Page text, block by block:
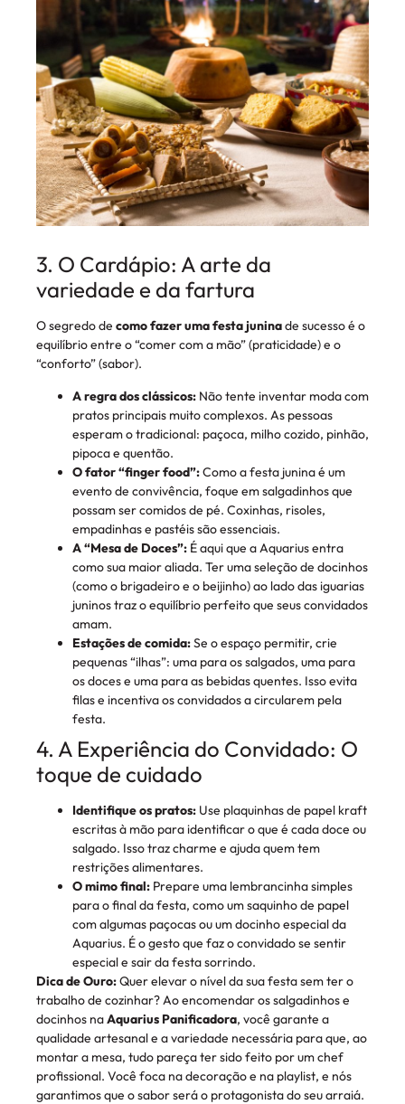
3. O Cardápio: A arte da
variedade e da fartura
O segredo de como fazer uma festa juninade sucesso é o
equilíbrio entre o “comer com a mão” (praticidade) e o
“conforto” (sabor).
A regra dos clássicos: Não tente inventar moda com
pratos principais muito complexos. As pessoas
esperam o tradicional: paçoca, milho cozido, pinhão,
pipoca e quentão.
O fator “finger food”:Como a festa junina é um
evento de convivência, foque em salgadinhos que
possam ser comidos de pé. Coxinhas, risoles,
empadinhas e pastéis são essenciais.
A “Mesa de Doces”: É aqui que a Aquarius entra
como sua maior aliada. Ter uma seleção de docinhos
(como o brigadeiro e o beijinho) ao lado das iguarias
juninos traz o equilíbrio perfeito que seus convidados
amam.
Estações de comida:Se o espaço permitir, crie
pequenas “ilhas”: uma para os salgados, uma para
os doces e uma para as bebidas quentes. Isso evita
filas e incentiva os convidados a circularem pela
festa.
4. A Experiência do Convidado: O
toque de cuidado
Identifique os pratos: Use plaquinhas de papel kraft
escritas à mão para identificar o que é cada doce ou
salgado. Isso traz charme e ajuda quem tem
restrições alimentares.
O mimo final: Prepare uma lembrancinha simples
para o final da festa, como um saquinho de papel
com algumas paçocas ou um docinho especial da
Aquarius. É o gesto que faz o convidado se sentir
especial e sair da festa sorrindo.
Dica de Ouro:Quer elevar o nível da sua festa sem ter o
trabalho de cozinhar? Ao encomendar os salgadinhos e
docinhos naAquarius Panificadora, você garante a
qualidade artesanal e a variedade necessária para que, ao
montar a mesa, tudo pareça ter sido feito por um chef
profissional. Você foca na decoração e na playlist, e nós
garantimos que o sabor será o protagonista do seu arraiá.